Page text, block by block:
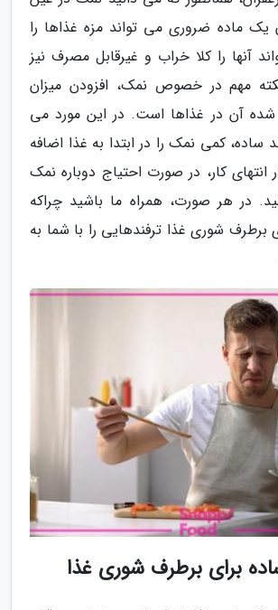
یک ماده ضروری می تواند مزه غذاها را
آنها را کلا خراب و غیرقابل مصرف نیز
مهم در خصوص نمک، افزودن میزان
آن در غذاها است. در این مورد می
ساده، کمی نمک را در ابتدا به غذا اضافه
کار، در صورت احتیاج دوباره نمک
در هر صورت، همراه ما باشید چراکه
برطرف شوری غذا ترفندهایی را با شما به
برای برطرف شوری غذا